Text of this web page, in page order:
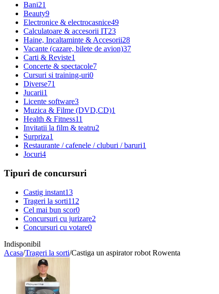
Bani21
Beauty9
Electronice & electrocasnice49
Calculatoare & accesorii IT23
Haine, Incaltaminte & Accesorii28
Vacante (cazare, bilete de avion)37
Carti & Reviste1
Concerte & spectacole7
Cursuri si training-uri0
Diverse71
Jucarii1
Licente software3
Muzica & Filme (DVD,CD)1
Health & Fitness11
Invitatii la film & teatru2
Surpriza1
Restaurante / cafenele / cluburi / baruri1
Jocuri4
Tipuri de concursuri
Castig instant13
Trageri la sorti112
Cel mai bun scor0
Concursuri cu jurizare2
Concursuri cu votare0
Indisponibil
Acasa/Trageri la sorti/Castiga un aspirator robot Rowenta